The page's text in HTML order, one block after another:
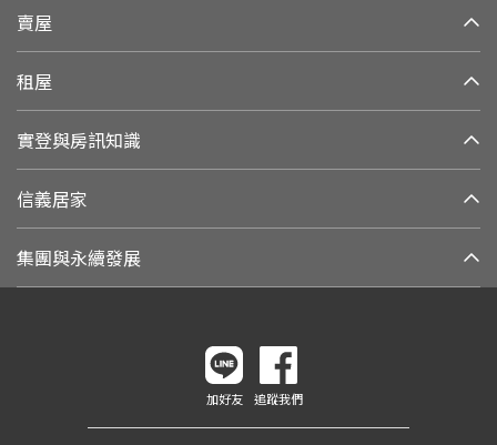
賣屋
租屋
實登與房訊知識
信義居家
集團與永續發展
加好友 追蹤我們